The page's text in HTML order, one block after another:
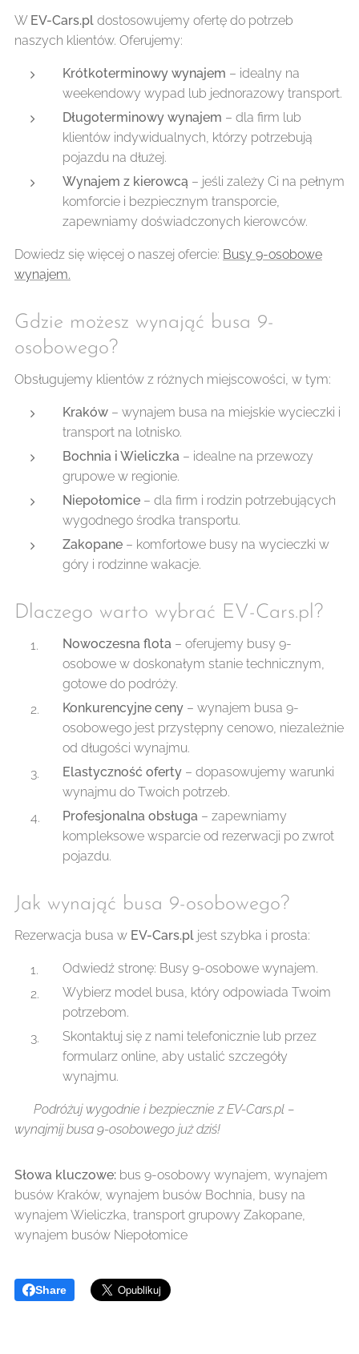
W EV-Cars.pl dostosowujemy ofertę do potrzeb
naszych klientów. Oferujemy:
Krótkoterminowy wynajem – idealny na
weekendowy wypad lub jednorazowy transport.
Długoterminowy wynajem – dla firm lub
klientów indywidualnych, którzy potrzebują
pojazdu na dłużej.
Wynajem z kierowcą – jeśli zależy Ci na pełnym
komforcie i bezpiecznym transporcie,
zapewniamy doświadczonych kierowców.
Dowiedz się więcej o naszej ofercie: Busy 9-osobowe
wynajem.
Gdzie możesz wynająć busa 9-
osobowego?
Obsługujemy klientów z różnych miejscowości, w tym:
Kraków – wynajem busa na miejskie wycieczki i
transport na lotnisko.
Bochnia i Wieliczka – idealne na przewozy
grupowe w regionie.
Niepołomice – dla firm i rodzin potrzebujących
wygodnego środka transportu.
Zakopane – komfortowe busy na wycieczki w
góry i rodzinne wakacje.
Dlaczego warto wybrać EV-Cars.pl?
Nowoczesna flota – oferujemy busy 9-
osobowe w doskonałym stanie technicznym,
gotowe do podróży.
Konkurencyjne ceny – wynajem busa 9-
osobowego jest przystępny cenowo, niezależnie
od długości wynajmu.
Elastyczność oferty – dopasowujemy warunki
wynajmu do Twoich potrzeb.
Profesjonalna obsługa – zapewniamy
kompleksowe wsparcie od rezerwacji po zwrot
pojazdu.
Jak wynająć busa 9-osobowego?
Rezerwacja busa w EV-Cars.pl jest szybka i prosta:
Odwiedź stronę: Busy 9-osobowe wynajem.
Wybierz model busa, który odpowiada Twoim
potrzebom.
Skontaktuj się z nami telefonicznie lub przez
formularz online, aby ustalić szczegóły
wynajmu.
Podróżuj wygodnie i bezpiecznie z EV-Cars.pl –
wynajmij busa 9-osobowego już dziś!
Słowa kluczowe: bus 9-osobowy wynajem, wynajem
busów Kraków, wynajem busów Bochnia, busy na
wynajem Wieliczka, transport grupowy Zakopane,
wynajem busów Niepołomice
Share